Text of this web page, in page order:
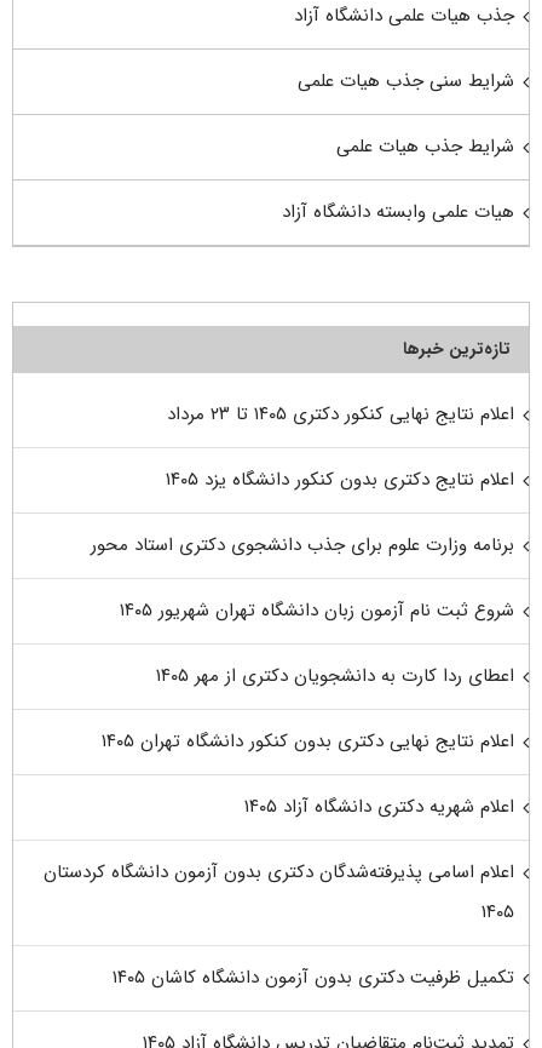
جذب هیات علمی دانشگاه آزاد
شرایط سنی جذب هیات علمی
شرایط جذب هیات علمی
هیات علمی وابسته دانشگاه آزاد
تازه‌ترین خبرها
اعلام نتایج نهایی کنکور دکتری ۱۴۰۵ تا ۲۳ مرداد
اعلام نتایج دکتری بدون کنکور دانشگاه یزد ۱۴۰۵
برنامه وزارت علوم برای جذب دانشجوی دکتری استاد محور
شروع ثبت نام آزمون زبان دانشگاه تهران شهریور ۱۴۰۵
اعطای ردا کارت به دانشجویان دکتری از مهر ۱۴۰۵
اعلام نتایج نهایی دکتری بدون کنکور دانشگاه تهران ۱۴۰۵
اعلام شهریه دکتری دانشگاه آزاد ۱۴۰۵
اعلام اسامی پذیرفته‌شدگان دکتری بدون آزمون دانشگاه کردستان
۱۴۰۵
تکمیل ظرفیت دکتری بدون آزمون دانشگاه کاشان ۱۴۰۵